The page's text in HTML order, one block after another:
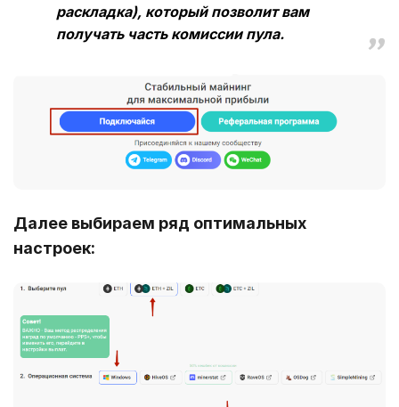
раскладка), который позволит вам
получать часть комиссии пула.
Далее выбираем ряд оптимальных
настроек: